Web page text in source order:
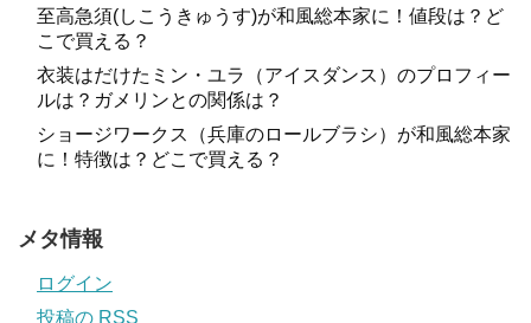
至高急須(しこうきゅうす)が和風総本家に！値段は？ど
こで買える？
衣装はだけたミン・ユラ（アイスダンス）のプロフィー
ルは？ガメリンとの関係は？
ショージワークス（兵庫のロールブラシ）が和風総本家
に！特徴は？どこで買える？
メタ情報
ログイン
投稿の RSS